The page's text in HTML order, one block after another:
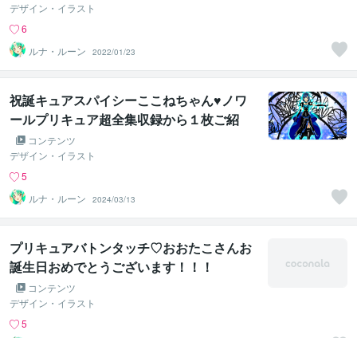
デザイン・イラスト
6
ルナ・ルーン
2022/01/23
祝誕キュアスパイシーここねちゃん♥ノワ
ールプリキュア超全集収録から１枚ご紹
介！♥コンテンツ
デザイン・イラスト
5
ルナ・ルーン
2024/03/13
プリキュアバトンタッチ♡おおたこさんお
誕生日おめでとうございます！！！
コンテンツ
デザイン・イラスト
5